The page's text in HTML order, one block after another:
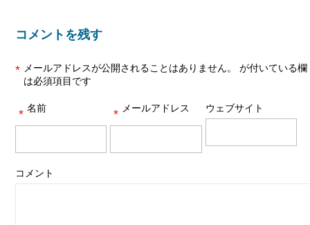
コメントを残す
メールアドレスが公開されることはありません。
*
が付いている欄
は必須項目です
名前
* メールアドレス
* ウェブサイト
コメント